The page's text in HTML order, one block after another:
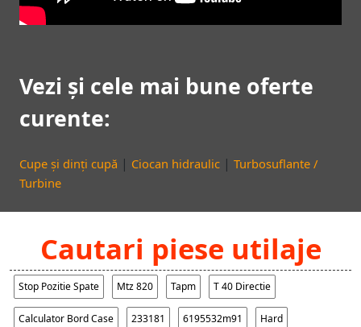
Vezi și cele mai bune oferte
curente:
Cupe și dinți cupă | Ciocan hidraulic | Turbosuflante /
Turbine
Cautari piese utilaje
Stop Pozitie Spate Mtz 820 Tapm T 40 Directie
Calculator Bord Case 233181 6195532m91 Hard